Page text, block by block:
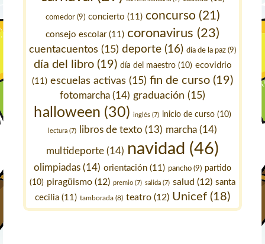
comedor(9) concierto (11) concurso (21)
consejo escolar(11) coronavirus (23)
cuentacuentos (15) deporte (16) día de la paz (9)
día del libro(19) día del maestro(10) ecovidrio
(11) escuelas activas (15) fin de curso (19)
fotomarcha (14) graduación (15)
halloween (30) inglés(7) inicio de curso(10)
lectura (7) libros de texto (13) marcha (14)
multideporte(14) navidad (46)
olimpiadas (14) orientación (11) pancho (9) partido
(10) piragüismo (12) premio (7) salida (7) salud (12) santa
cecilia (11) tamborada (8) teatro (12) Unicef (18)